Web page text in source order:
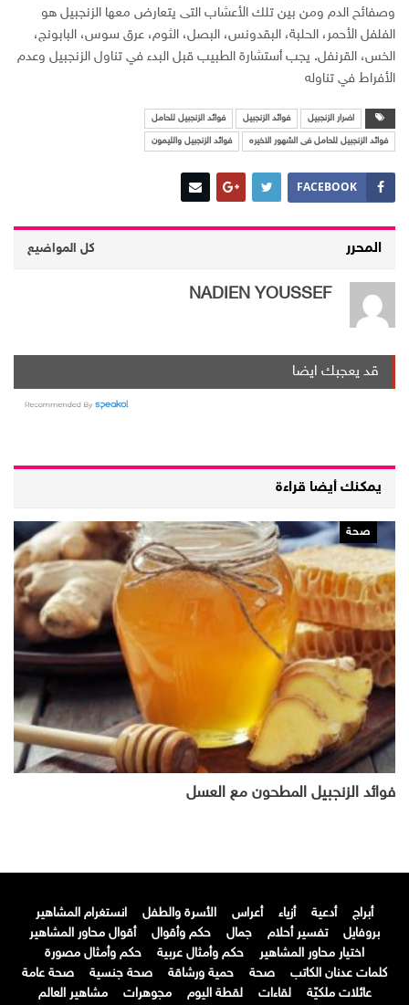
وصفائح الدم ومن بين تلك الأعشاب التى يتعارض معها الزنجبيل هو
الفلفل الأحمر، الحلبة، البقدونس، البصل، الثوم، عرق سوس، البابونج،
الخس، القرنفل. يجب أستشارة الطبيب قبل البدء في تناول الزنجبيل وعدم
الأفراط في تناوله
اضرار الزنجبيل فوائد الزنجبيل فوائد الزنجبيل للحامل
فوائد الزنجبيل للحامل فى الشهور الاخيره فوائد الزنجبيل والليمون
FACEBOOK
المحرر كل المواضيع
NADIEN YOUSSEF
قد يعجبك ايضا
يمكنك أيضا قراءة
صحة
فوائد الزنجبيل المطحون مع العسل
أبراج أدعية أزياء أعراس الأسرة والطفل
انستغرام المشاهير
بروفايل
تفسير أحلام جمال حكم وأقوال
أقوال محاور المشاهير
اختيار محاور المشاهير
حكم وأمثال عربية
حكم وأمثال مصورة
كلمات عدنان الكاتب
صحة حمية ورشاقة صحة جنسية
صحة عامة
عائلات ملكيّة
لقاءات لقطة اليوم مجوهرات مشاهير العالم